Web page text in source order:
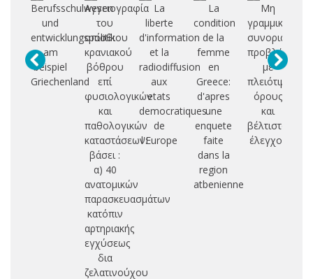
Berufsschulwesen
und
entwicklungspolitik
am
beispiel
Griechenland
Αγγειογραφία
του
οπίσθιου
κρανιακού
βόθρου
επί
φυσιολογικών
και
παθολογικών
καταστάσεων:
βάσει :
α) 40
ανατομικών
παρασκευασμάτων
κατόπιν
αρτηριακής
εγχύσεως
δια
ζελατινούχου
La
liberte
d'information
et la
radiodiffusion
aux
etats
democratiques
de
l'Europe
La
condition
de la
femme
en
Greece:
d'apres
une
enquete
faite
dans la
region
atbenienne
Μη
γραμμικά
συνοριακά
προβλήματα
με
πλειότιμους
όρους
και
βέλτιστος
έλεγχος